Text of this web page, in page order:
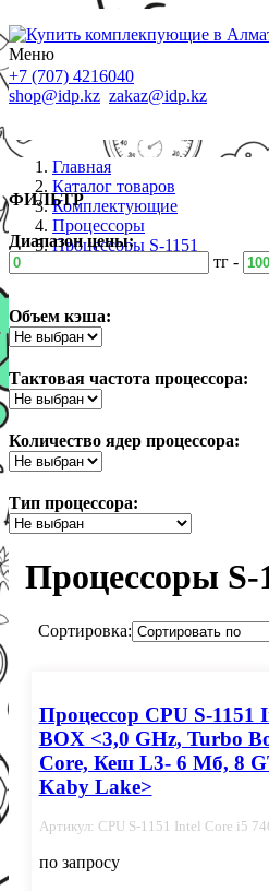
Меню
+7 (707) 4216040
shop@idp.kz zakaz@idp.kz
Главная
Каталог товаров
Комплектующие
Процессоры
Процессоры S-1151
ФИЛЬТР
Диапазон цены:
тг -
Объем кэша:
Тактовая частота процессора:
Количество ядер процессора:
Тип процессора:
Процессоры S-
Сортировка:
Процессор CPU S-1151
BOX <3,0 GHz, Turbo
Core, Кеш L3- 6 Мб, 8
Kaby Lake>
Артикул: CPU S-1151 Intel Core i5
по запросу